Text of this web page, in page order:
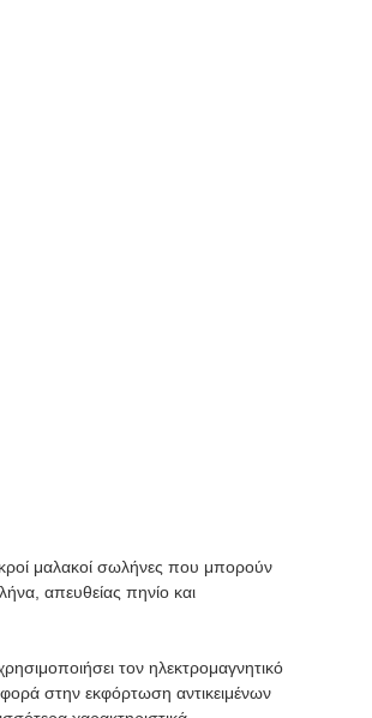
μαλακοί σωλήνες που μπορούν
απευθείας πηνίο και
τον ηλεκτρομαγνητικό
στην εκφόρτωση αντικειμένων